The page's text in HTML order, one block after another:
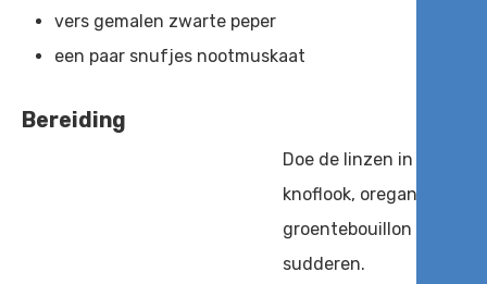
vers gemalen zwarte peper
een paar snufjes nootmuskaat
Bereiding
Doe de linzen in een
knoflook, oregano en
groentebouillon en
sudderen.